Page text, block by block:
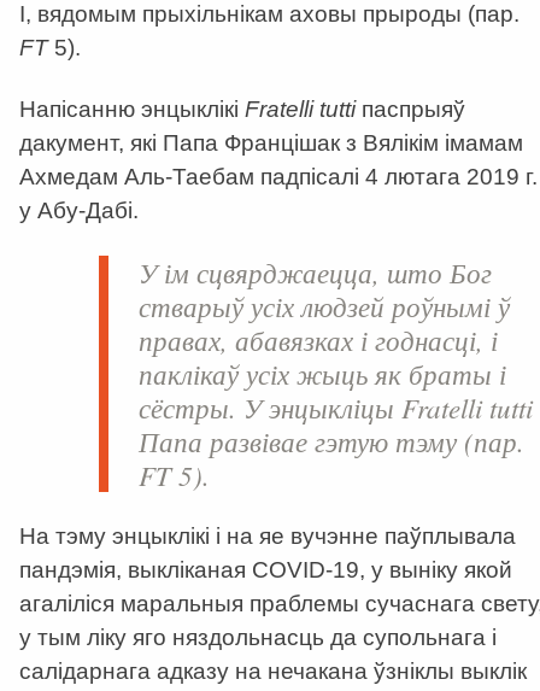
І, вядомым прыхільнікам аховы прыроды (пар.
FT5).
Напісанню энцыклікі Fratelli tuttiпаспрыяў
дакумент, які Папа Францішак з Вялікім імамам
Ахмедам Аль-Таебам падпісалі 4 лютага 2019 г.
у Абу-Дабі.
У ім сцвярджаецца, што Бог
стварыў усіх людзей роўнымі ў
правах, абавязках і годнасці, і
паклікаў усіх жыць як браты і
сёстры. У энцыкліцы Fratelli tutti
Папа развівае гэтую тэму (пар.
FT5).
На тэму энцыклікі і на яе вучэнне паўплывала
пандэмія, выкліканая COVID-19, у выніку якой
агаліліся маральныя праблемы сучаснага
у тым ліку яго няздольнасць да супольнага і
салідарнага адказу на нечакана ўзніклы выклік